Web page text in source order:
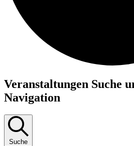
Veranstaltungen
Veranstaltungen Suche
Navigation
Suche